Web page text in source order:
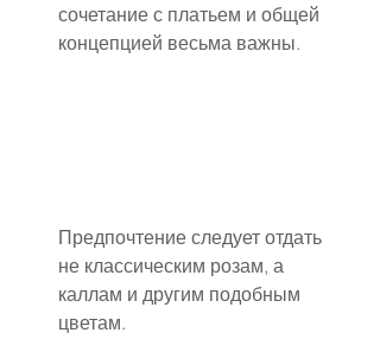
сочетание с платьем и общей
концепцией весьма важны.
Предпочтение следует отдать
не классическим розам, а
каллам и другим подобным
цветам.